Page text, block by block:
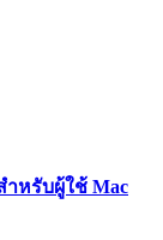
ำหรับผู้ใช้ Mac